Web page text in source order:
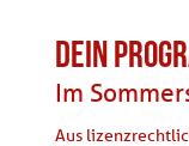
DEIN
Im
Aus